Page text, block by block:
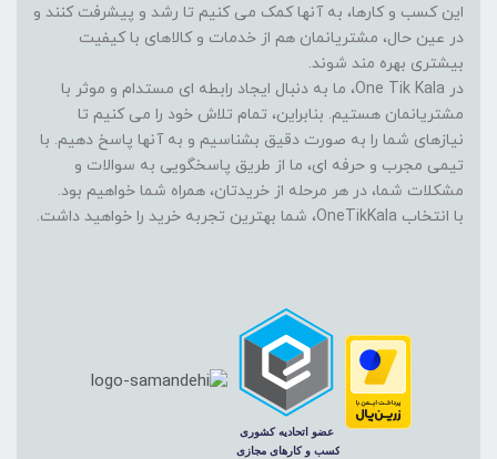
این کسب و کارها، به آنها کمک می کنیم تا رشد و پیشرفت کنند و
در عین حال، مشتریانمان هم از خدمات و کالاهای با کیفیت
بیشتری بهره مند شوند.
در One Tik Kala، ما به دنبال ایجاد رابطه ای مستدام و موثر با
مشتریانمان هستیم. بنابراین، تمام تلاش خود را می کنیم تا
نیازهای شما را به صورت دقیق بشناسیم و به آنها پاسخ دهیم. با
تیمی مجرب و حرفه ای، ما از طریق پاسخگویی به سوالات و
مشکلات شما، در هر مرحله از خریدتان، همراه شما خواهیم بود.
با انتخاب OneTikKala، شما بهترین تجربه خرید را خواهید داشت.